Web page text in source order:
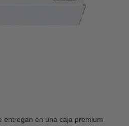
entregan en una caja premium